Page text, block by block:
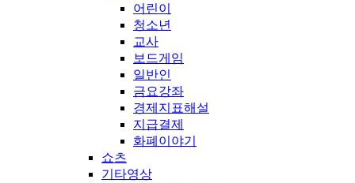
어린이
청소년
교사
보드게임
일반인
금요강좌
경제지표해설
지급결제
화폐이야기
쇼츠
기타영상